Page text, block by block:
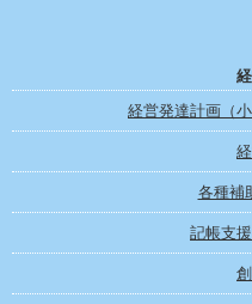
経営発達計画（
各種補
記帳支